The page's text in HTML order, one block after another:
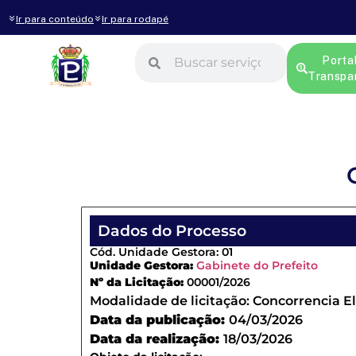
Ir para conteúdo Ir para rodapé
Dados do Processo
Cód. Unidade Gestora: 01
Unidade Gestora: Gabinete do Prefeito
Nº da Licitação: 00001/2026
Modalidade de licitação: Concorrencia
Data da publicação: 04/03/2026
Data da realização: 18/03/2026